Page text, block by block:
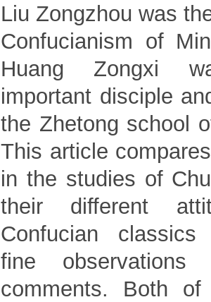
Liu Zongzhou was
Confucianism of
Huang Zongxi
important disciple
the Zhetong school
This article
in the studies of
their different
Confucian
fine observations
comments. Both